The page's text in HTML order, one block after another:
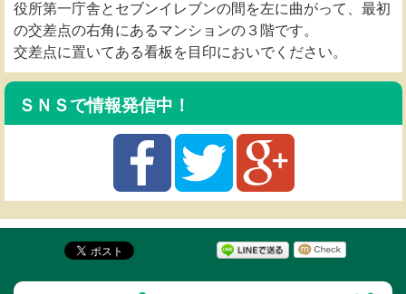
役所第一庁舎とセブンイレブンの間を左に曲がって、最初
の交差点の右角にあるマンションの３階です。
交差点に置いてある看板を目印においでください。
ＳＮＳで情報発信中！